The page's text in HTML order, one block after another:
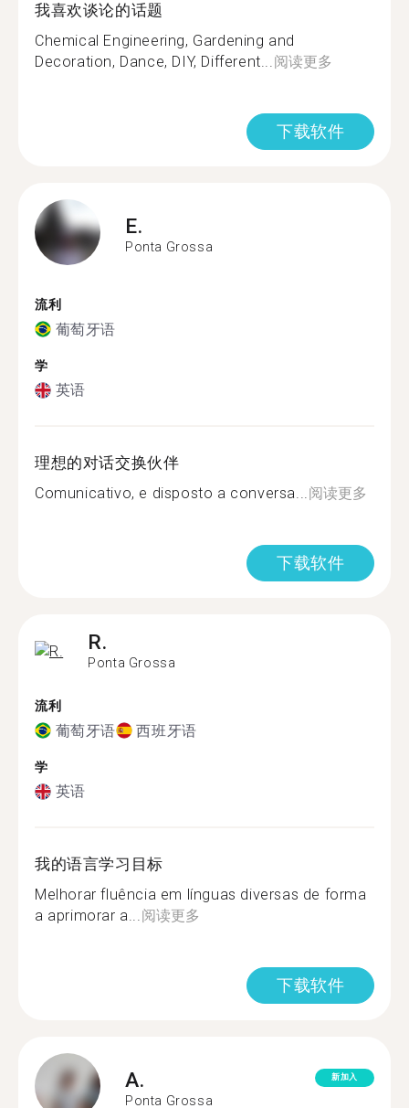
我喜欢谈论的话题
Chemical Engineering, Gardening and
Decoration, Dance, DIY, Different...阅读更多
下载软件
E.
Ponta Grossa
流利
葡萄牙语
学
英语
理想的对话交换伙伴
Comunicativo, e disposto a conversa...阅读更多
下载软件
R.
Ponta Grossa
流利
葡萄牙语 西班牙语
学
英语
我的语言学习目标
Melhorar fluência em línguas diversas de forma
a aprimorar a...阅读更多
下载软件
A.
Ponta Grossa
新加入